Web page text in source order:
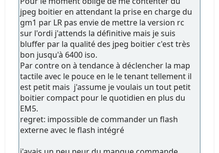
jpeg boitier en attendant la prise en charge du
gm1 par LR pas envie de mettre la version rc
sur l'ordi j'attends la définitive mais je suis
bluffer par la qualité des jpeg boitier c'est très
bon jusqu'à 6400 iso.
Par contre on à tendance à déclencher la map
tactile avec le pouce en le le tenant tellement il
est petit mais j'assume je voulais un tout petit
boitier compact pour le quotidien en plus du
EM5.
regret: impossible de commander un flash
externe avec le flash intégré